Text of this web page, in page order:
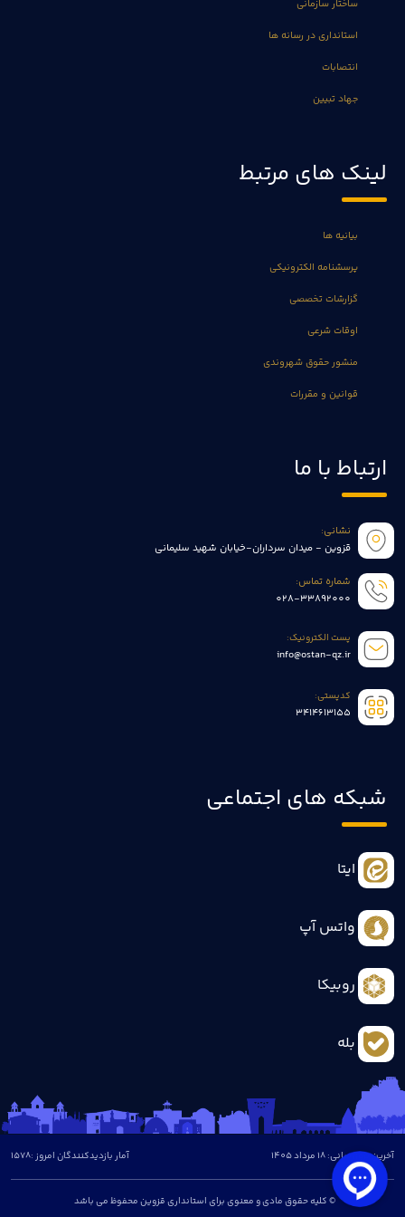
ساختار سازمانی
استانداری در رسانه ها
انتصابات
جهاد تبیین
لینک های مرتبط
بیانیه ها
پرسشنامه الکترونیکی
گزارشات تخصصی
اوقات شرعی
منشور حقوق شهروندی
قوانین و مقررات
ارتباط با ما
نشانی:
قزوین - میدان سرداران-خیابان شهید سلیمانی
شماره تماس:
028-33892000
پست الکترونیک:
info@ostan-qz.ir
کدپستی:
3414613155
شبکه های اجتماعی
ایتا
واتس آپ
روبیکا
بله
آخرین بروزرسانی: 18 مرداد 1405
© کلیه حقوق مادی و معنوی برای استانداری قزوین محفوظ می باشد
آمار بازدیدکنندگان امروز :1578